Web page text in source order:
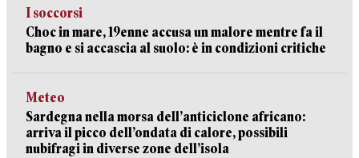
I soccorsi
Choc in mare, 19enne accusa un malore mentre fa il
bagno e si accascia al suolo: è in condizioni critiche
Meteo
Sardegna nella morsa dell’anticiclone africano:
arriva il picco dell’ondata di calore, possibili
nubifragi in diverse zone dell’isola